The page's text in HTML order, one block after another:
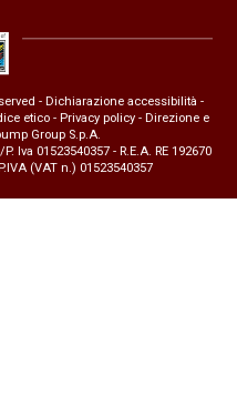
- Dichiarazione accessibilità -
etico- Privacy policy- Direzione e
Group S.p.A.
Iva 01523540357 - R.E.A. RE 192670
(VAT n.) 01523540357